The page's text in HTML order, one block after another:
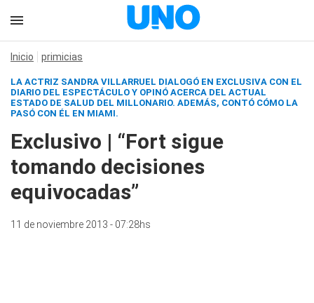
Inicio primicias
LA ACTRIZ SANDRA VILLARRUEL DIALOGÓ EN EXCLUSIVA CON EL
DIARIO DEL ESPECTÁCULO Y OPINÓ ACERCA DEL ACTUAL
ESTADO DE SALUD DEL MILLONARIO. ADEMÁS, CONTÓ CÓMO LA
PASÓ CON ÉL EN MIAMI.
Exclusivo | “Fort sigue
tomando decisiones
equivocadas”
11 de noviembre 2013 - 07:28hs